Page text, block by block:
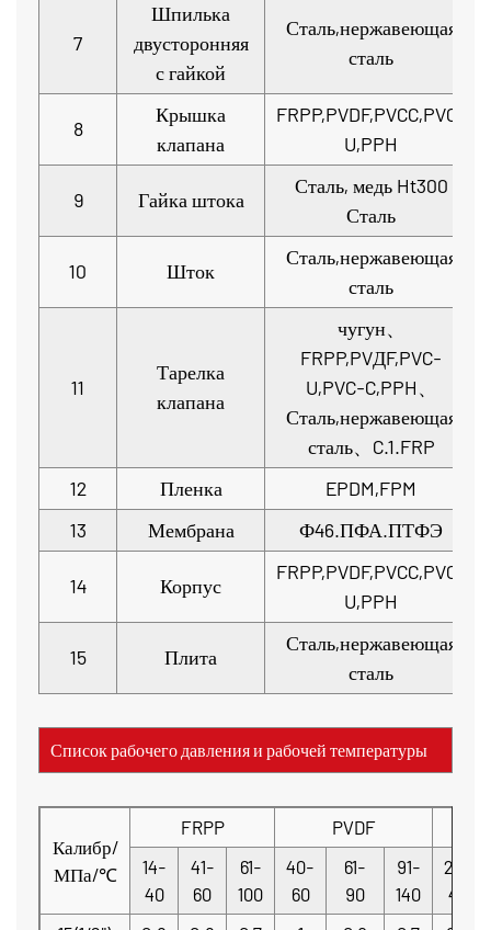
7
Шпилька
двусторонняя
с гайкой
Сталь,нержавеющая
сталь
8
Крышка
клапана
FRPP,PVDF,PVCC,PVC-
U,PPH
9 Гайка штока
Сталь, медь Ht300
Сталь
10 Шток
Сталь,нержавеющая
сталь
11
Тарелка
клапана
чугун、
FRPP,PVДF,PVC-
U,PVC-C,PPH、
Сталь,нержавеющая
сталь、C.1.FRP
12
Пленка
EPDM,FPM
13
Мембрана Ф46.ПФА.ПТФЭ
14 Корпус
FRPP,PVDF,PVCC,PVC-
U,PPH
15 Плита
Сталь,нержавеющая
сталь
Список рабочего давления и рабочей температуры
Калибр/
МПа/℃
FRPP PVDF
14-
40
41-
60
61-
100
40-
60
61-
90
91-
140
20-
40